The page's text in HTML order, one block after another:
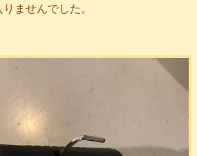
ませんでした。